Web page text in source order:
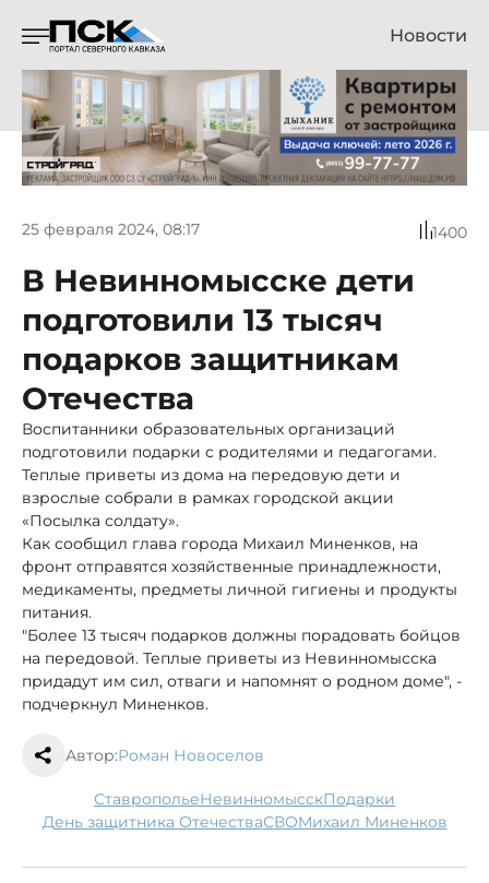
Новости
25 февраля 2024, 08:17 1400
В Невинномысске дети
подготовили 13 тысяч
подарков защитникам
Отечества
Воспитанники образовательных организаций
подготовили подарки с родителями и педагогами.
Теплые приветы из дома на передовую дети и
взрослые собрали в рамках городской акции
«Посылка солдату».
Как сообщил глава города Михаил Миненков, на
фронт отправятся хозяйственные принадлежности,
медикаменты, предметы личной гигиены и продукты
питания.
"Более 13 тысяч подарков должны порадовать бойцов
на передовой. Теплые приветы из Невинномысска
придадут им сил, отваги и напомнят о родном доме", -
подчеркнул Миненков.
Автор:Роман Новоселов
Ставрополье Невинномысск
подарки
День защитника Отечества СВО Михаил Миненков